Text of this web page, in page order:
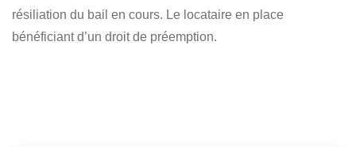
résiliation du bail en cours. Le locataire en place
bénéficiant d’un droit de préemption.